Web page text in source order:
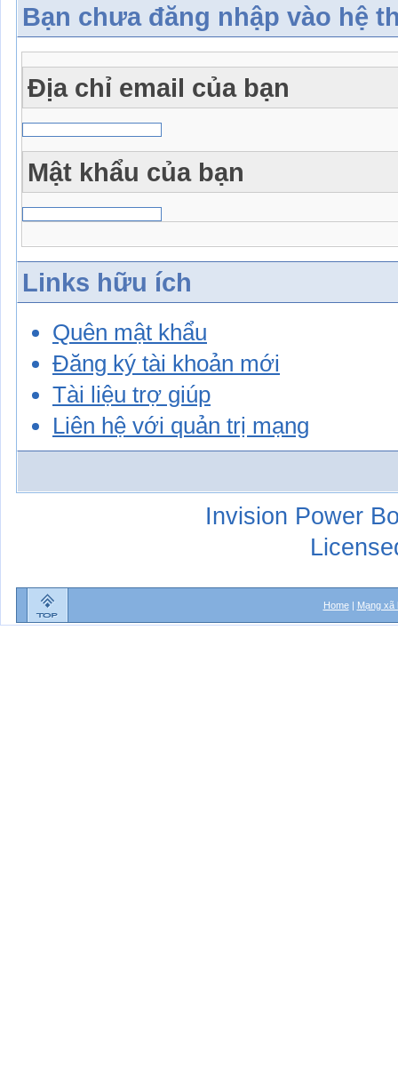
Bạn chưa đăng nhập vào hệ
Địa chỉ email của bạn
Mật khẩu của bạn
Links hữu ích
Quên mật khẩu
Đăng ký tài khoản mới
Tài liệu trợ giúp
Liên hệ với quản trị mạng
Invision Power
Home| Mạng xã